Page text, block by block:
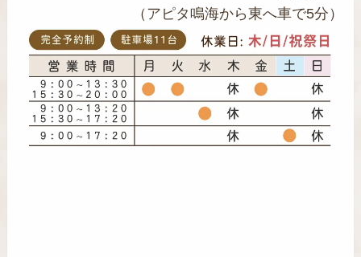
（アピタ鳴海から東へ車で5分）